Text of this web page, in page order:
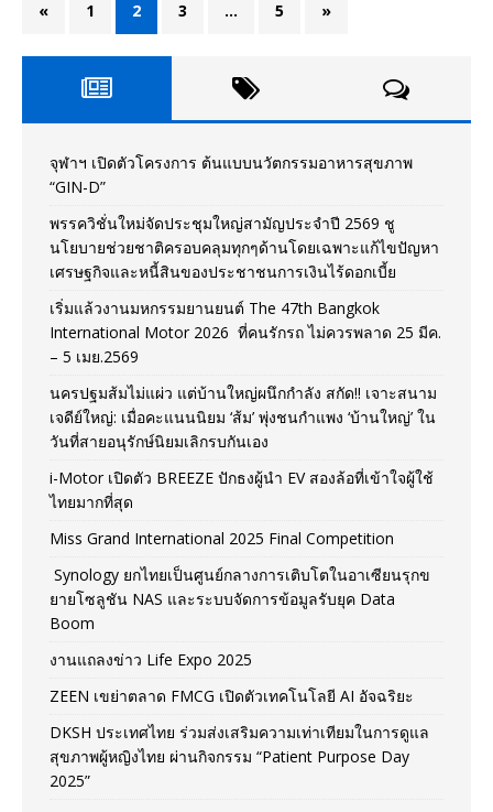
« 1 2 3 … 5 »
จุฬาฯ เปิดตัวโครงการ ต้นแบบนวัตกรรมอาหารสุขภาพ
“GIN-D”
พรรควิชั่นใหม่จัดประชุมใหญ่สามัญประจำปี 2569 ชู
นโยบายช่วยชาติครอบคลุมทุกๆด้านโดยเฉพาะแก้ไขปัญหา
เศรษฐกิจและหนี้สินของประชาชนการเงินไร้ดอกเบี้ย
เริ่มแล้วงานมหกรรมยานยนต์ The 47th Bangkok
International Motor 2026 ที่คนรักรถ ไม่ควรพลาด 25 มีค.
– 5 เมย.2569
นครปฐมส้มไม่แผ่ว แต่บ้านใหญ่ผนึกกำลัง สกัด!! เจาะสนาม
เจดีย์ใหญ่: เมื่อคะแนนนิยม ‘ส้ม’ พุ่งชนกำแพง ‘บ้านใหญ่’ ใน
วันที่สายอนุรักษ์นิยมเลิกรบกันเอง
i-Motor เปิดตัว BREEZE ปักธงผู้นำ EV สองล้อที่เข้าใจผู้ใช้
ไทยมากที่สุด
Miss Grand International 2025 Final Competition
Synology ยกไทยเป็นศูนย์กลางการเติบโตในอาเซียนรุกข
ยายโซลูชัน NAS และระบบจัดการข้อมูลรับยุค Data
Boom
งานแถลงข่าว Life Expo 2025
ZEEN เขย่าตลาด FMCG เปิดตัวเทคโนโลยี AI อัจฉริยะ
DKSH ประเทศไทย ร่วมส่งเสริมความเท่าเทียมในการดูแล
สุขภาพผู้หญิงไทย ผ่านกิจกรรม “Patient Purpose Day
2025”